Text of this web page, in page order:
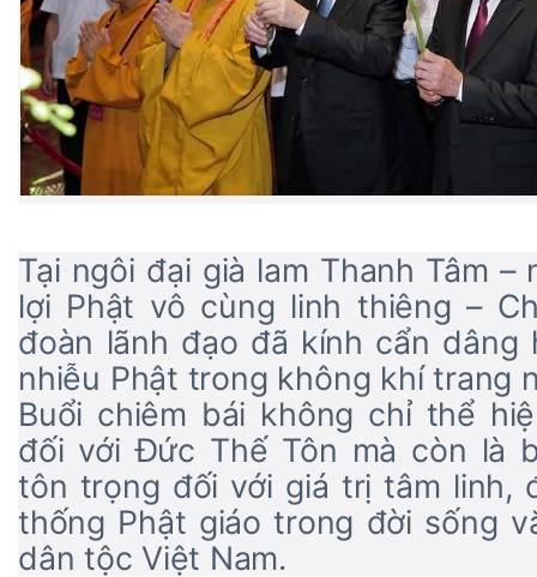
Tại ngôi đại già lam Thanh Tâm
lợi Phật vô cùng linh thiêng –
đoàn lãnh đạo đã kính cẩn dâng
nhiễu Phật trong không khí trang
Buổi chiêm bái không chỉ thể
đối với Đức Thế Tôn mà còn là
tôn trọng đối với giá trị tâm linh,
thống Phật giáo trong đời sống
dân tộc Việt Nam.